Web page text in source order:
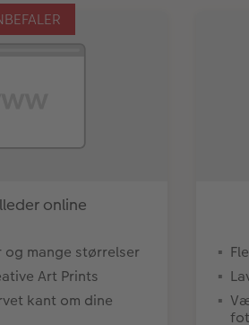
online
og mange størrelser
Art Prints
kant om dine